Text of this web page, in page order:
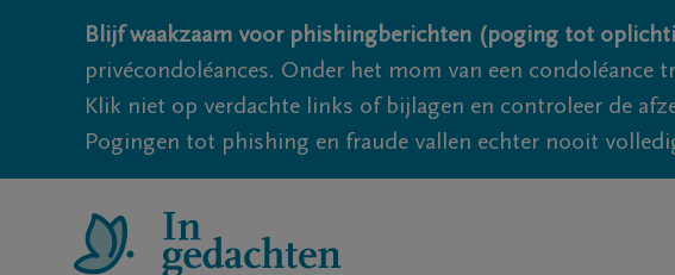
Blijf waakzaam voor phishingberichten (poging tot
privécondoléances. Onder het mom van een condoléance
Klik niet op verdachte links of bijlagen en controleer de
Pogingen tot phishing en fraude vallen echter nooit